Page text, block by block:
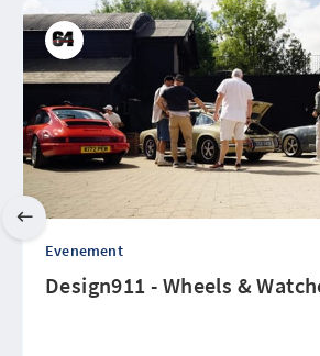
Evenement
Design911 - Wheels &